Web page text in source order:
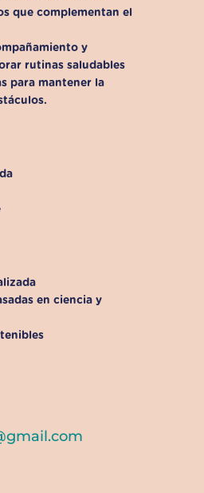
que complementan el
y
rutinas saludables
para mantener la
en ciencia y